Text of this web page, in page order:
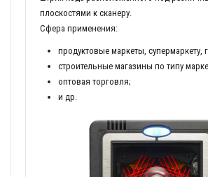
плоскостями к сканеру.
Сфера применения:
продуктовые маркеты, супермаркету,
строительные магазины по типу
оптовая торговля;
и др.